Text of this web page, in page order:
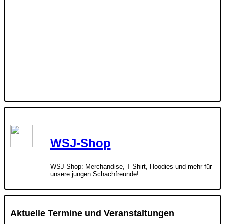
WSJ-Shop
WSJ-Shop: Merchandise, T-Shirt, Hoodies und mehr für
unsere jungen Schachfreunde!
Aktuelle Termine und Veranstaltungen